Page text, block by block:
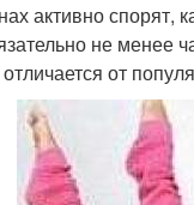
активно спорят,
не менее
от